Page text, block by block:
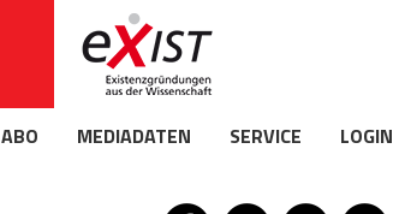
ABO MEDIADATEN SERVICE LOGIN